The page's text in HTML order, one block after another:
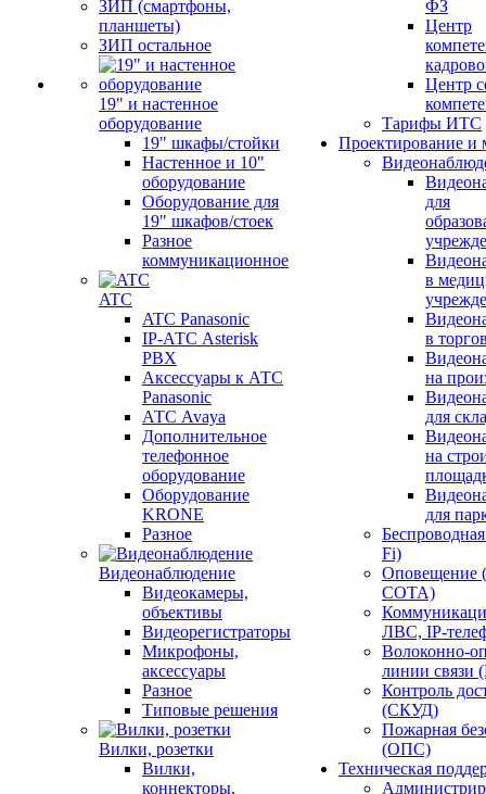
ЗИП (смартфоны,
планшеты)
ЗИП остальное
19" и настенное
оборудование
19" шкафы/стойки
Настенное и 10"
оборудование
Оборудование для
19" шкафов/стоек
Разное
коммуникационное
ATC
ATC Panasonic
IP-АТС Asterisk
PBX
Аксессуары к АТС
Panasonic
АТС Avaya
Дополнительное
телефонное
оборудование
Оборудование
KRONE
Разное
Видеонаблюдение
Видеокамеры,
объективы
Видеорегистраторы
Микрофоны,
аксессуары
Разное
Типовые решения
Вилки, розетки
Вилки,
коннекторы,
ФЗ
Центр
Центр
Тарифы ИТС
Проектирование и
для
в
в
на
для
на
для
Fi)
СОТА)
ЛВС, IP-
Волоконно-
линии
Контроль
(СКУД)
Пожарная
(ОПС)
Техническая